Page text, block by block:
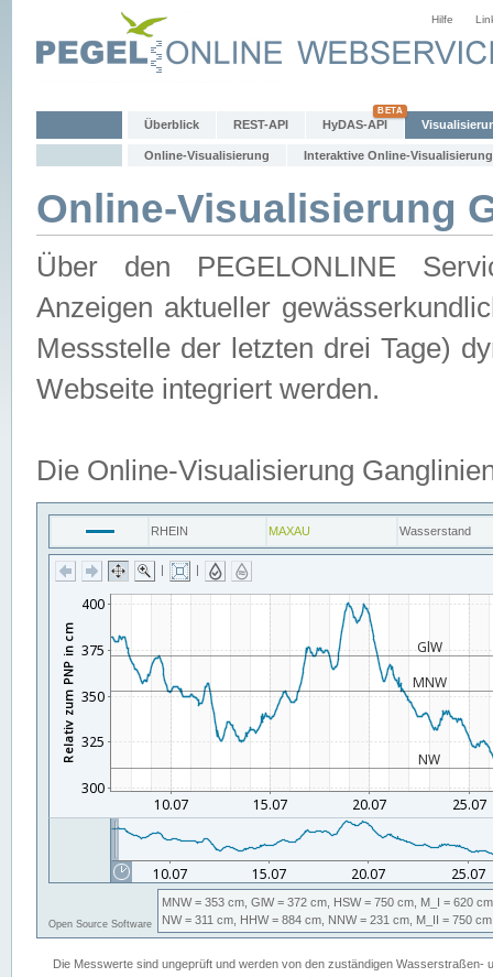
Hilfe
Überblick REST-API HyDAS-API
Online-Visualisierung Interaktive Online-Visualisierung
Online-Visualisierung
Über den PEGELONLINE
Anzeigen aktueller
Messstelle der letzten drei Tage)
Webseite integriert werden.
Die Online-Visualisierung